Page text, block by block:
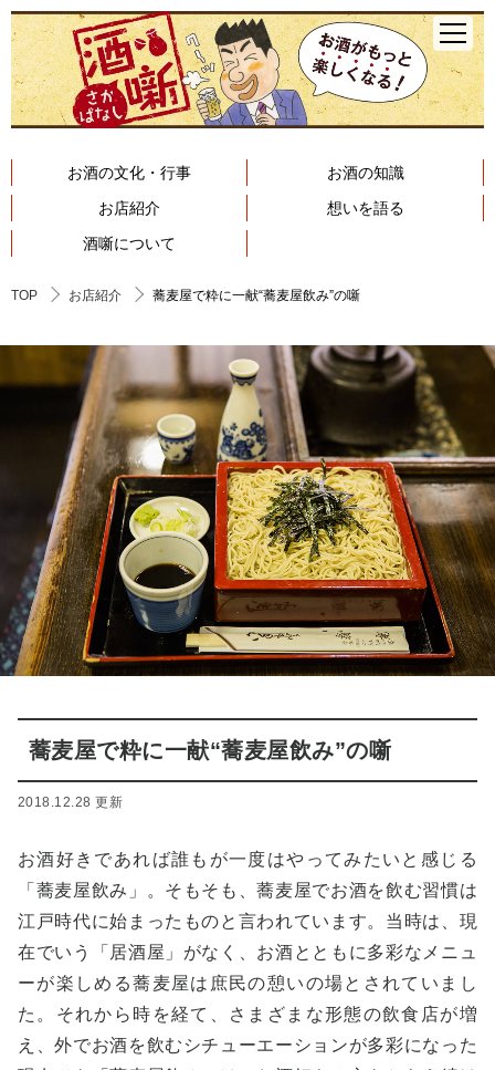
お酒の文化・行事
お酒の知識
お店紹介
想いを語る
酒噺について
TOP お店紹介 蕎麦屋で粋に一献“蕎麦屋飲み”の噺
蕎麦屋で粋に一献“蕎麦屋飲み”の噺
2018.12.28 更新
お酒好きであれば誰もが一度はやってみたいと感じる
「蕎麦屋飲み」。そもそも、蕎麦屋でお酒を飲む習慣は
江戸時代に始まったものと言われています。当時は、現
在でいう「居酒屋」がなく、お酒とともに多彩なメニュ
ーが楽しめる蕎麦屋は庶民の憩いの場とされていまし
た。それから時を経て、さまざまな形態の飲食店が増
え、外でお酒を飲むシチューエーションが多彩になった